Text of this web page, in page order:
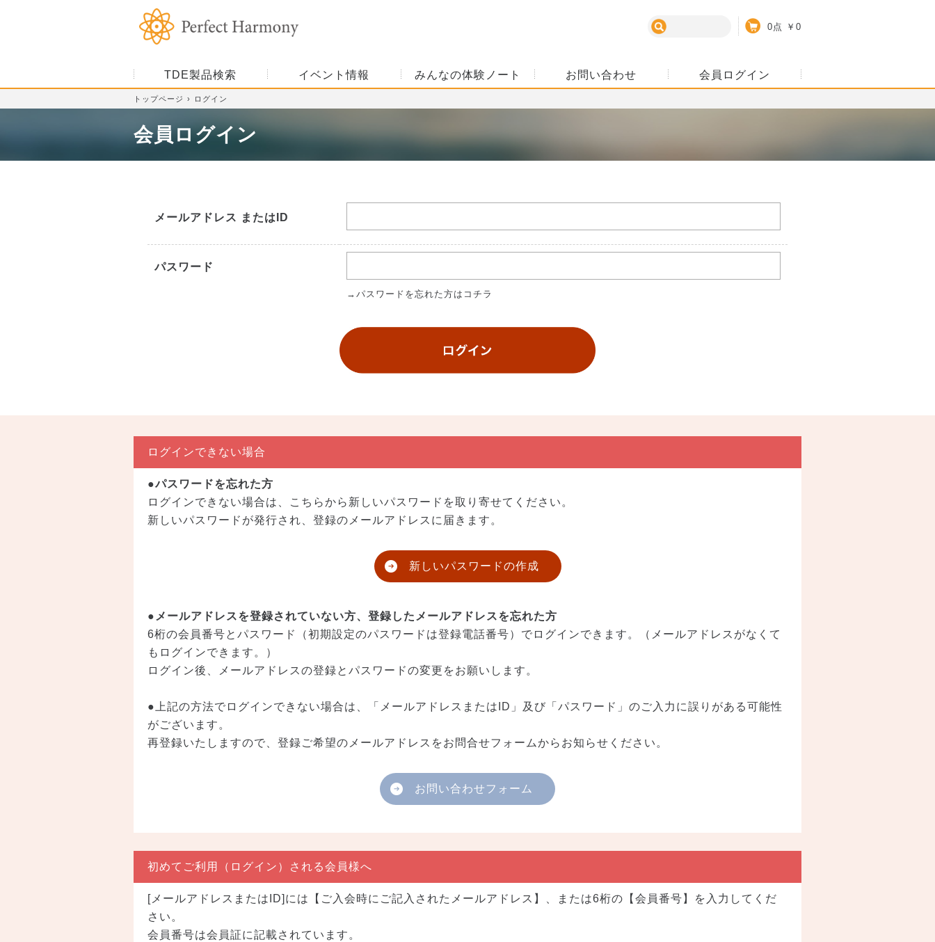
0点 ￥0
TDE製品検索 イベント情報 みんなの体験ノート お問い合わせ 会員ログイン
トップページ ログイン
会員ログイン
メールアドレス またはID
パスワード
→パスワードを忘れた方はコチラ
ログインできない場合
●パスワードを忘れた方
ログインできない場合は、こちらから新しいパスワードを取り寄せてください。
新しいパスワードが発行され、登録のメールアドレスに届きます。
新しいパスワードの作成
●メールアドレスを登録されていない方、登録したメールアドレスを忘れた方
6桁の会員番号とパスワード（初期設定のパスワードは登録電話番号）でログインできます。（メールアドレスがなくて
もログインできます。）
ログイン後、メールアドレスの登録とパスワードの変更をお願いします。
●上記の方法でログインできない場合は、「メールアドレスまたはID」及び「パスワード」のご入力に誤りがある可能性
がございます。
再登録いたしますので、登録ご希望のメールアドレスをお問合せフォームからお知らせください。
お問い合わせフォーム
初めてご利用（ログイン）される会員様へ
[メールアドレスまたはID]には【ご入会時にご記入されたメールアドレス】、または6桁の【会員番号】を入力してくだ
さい。
会員番号は会員証に記載されています。